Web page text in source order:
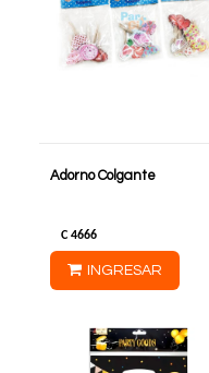
Adorno Colgante
C 4666
INGRESAR